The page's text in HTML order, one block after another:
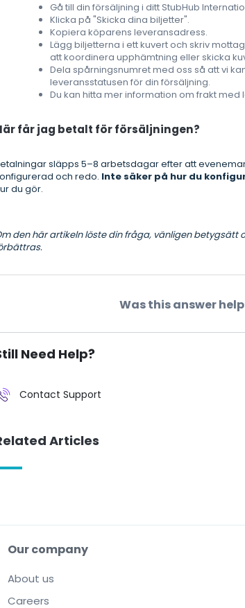
Gå till din försäljning i ditt StubHub
Klicka på "Skicka dina biljetter".
Kopiera köparens leveransadress.
Lägg biljetterna i ett kuvert och skriv
att koordinera upphämtning eller skicka
Dela spårningsnumret med oss så att vi
leveransstatusen för din försäljning.
Du kan hitta mer information om frakt
får jag betalt för försäljningen?
släpps 5–8 arbetsdagar efter att
och redo. Inte säker på hur du
du gör.
den här artikeln löste din fråga, vänligen betygsätt
Was this answer
Need Help?
Contact Support
Articles
Our company
About us
Careers